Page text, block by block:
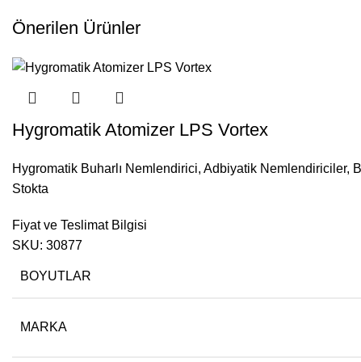
Önerilen Ürünler
Hygromatik Atomizer LPS Vortex
Hygromatik Buharlı Nemlendirici, Adbiyatik Nemlendiriciler,
Stokta
Fiyat ve Teslimat Bilgisi
SKU: 30877
BOYUTLAR
MARKA